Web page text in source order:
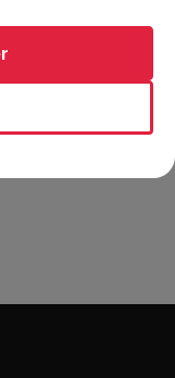
une après-midi
mis en scène par
un monde où